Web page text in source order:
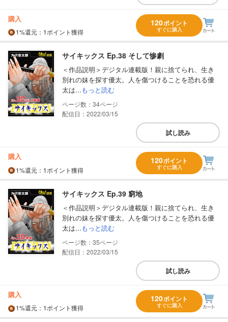
購入
1%還元 ：1ポイント獲得
120ポイント
すぐに購入
サイキックス Ep.38 そして惨劇
＜作品説明＞デジタル連載版！親に捨てられ、生き
別れの妹を探す優太。人を傷つけることを恐れる優
太は...もっと読む
34
配信日：2022/03/15
試し読み
購入
1%還元 ：1ポイント獲得
120ポイント
すぐに購入
サイキックス Ep.39 窮地
＜作品説明＞デジタル連載版！親に捨てられ、生き
別れの妹を探す優太。人を傷つけることを恐れる優
太は...もっと読む
35
配信日：2022/03/15
試し読み
購入
1%還元 ：1ポイント獲得
120ポイント
すぐに購入